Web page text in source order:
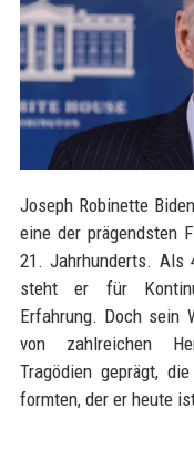
Joseph Robinette
eine der prägendsten
21. Jahrhunderts. Als
steht er für
Erfahrung. Doch sein
von zahlreichen
Tragödien geprägt,
formten, der er heute